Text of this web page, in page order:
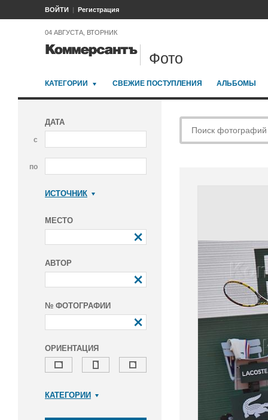
ВОЙТИ Регистрация
04 АВГУСТА, ВТОРНИК
Фото
КАТЕГОРИИ СВЕЖИЕ ПОСТУПЛЕНИЯ АЛЬБОМЫ
ДАТА
с
по
ИСТОЧНИК
МЕСТО
АВТОР
№ ФОТОГРАФИИ
ОРИЕНТАЦИЯ
КАТЕГОРИИ